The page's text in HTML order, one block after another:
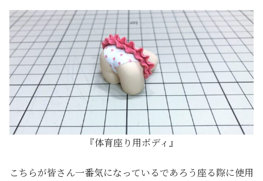
『体育座り用ボディ』
こちらが皆さん一番気になっているであろう座る際に使用